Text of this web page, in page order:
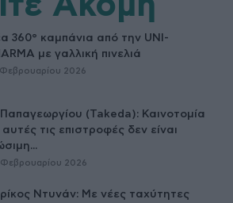
360° καμπάνια από την UNI-
με γαλλική πινελιά
2026
(Takeda): Καινοτομία
αυτές τις επιστροφές δεν είναι
2026
Ντυνάν: Με νέες ταχύτητες